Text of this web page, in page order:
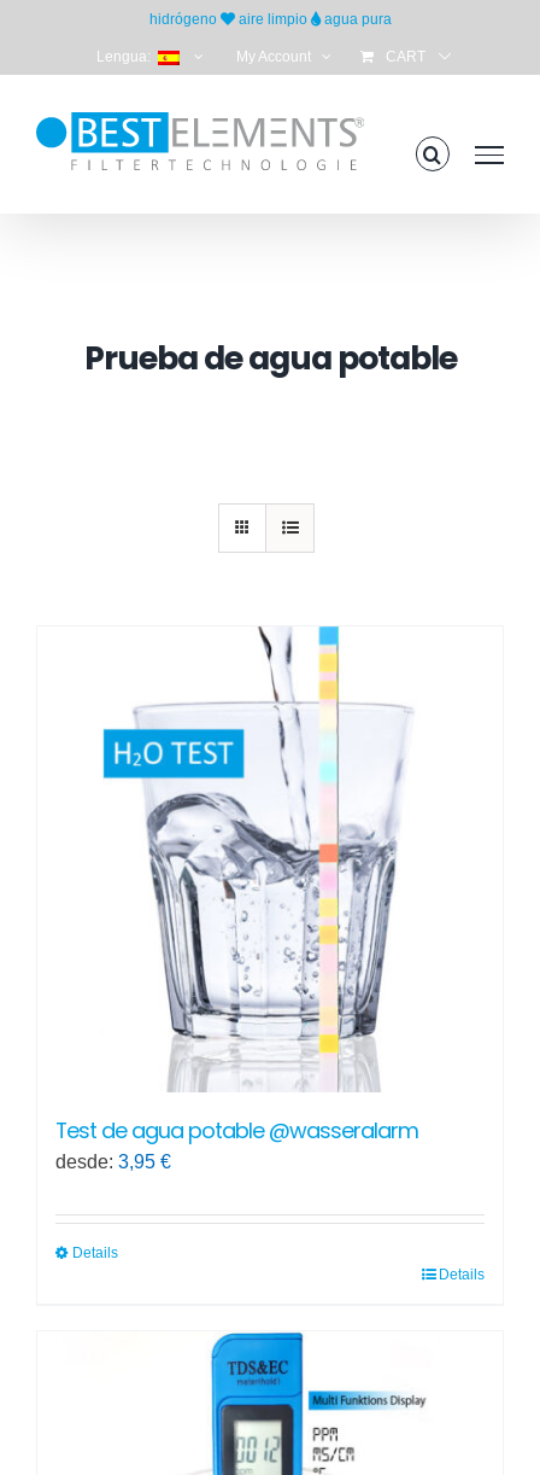
hidrógeno aire limpio agua pura
Lengua: My Account CART
Prueba de agua potable
Test de agua potable @wasseralarm
desde: 3,95 €
Details
Details